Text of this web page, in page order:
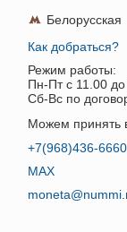
Белорусская
Как добраться?
Режим работы:
Пн-Пт c 11.00
Сб-Вс по
Можем принять
+7(968)436-6660
MAX